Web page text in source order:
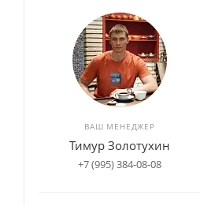
ВАШ МЕНЕДЖЕР
Тимур Золотухин
+7 (995) 384-08-08